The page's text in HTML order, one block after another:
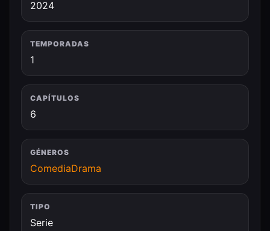
2024
TEMPORADAS
1
CAPÍTULOS
6
GÉNEROS
ComediaDrama
TIPO
Serie